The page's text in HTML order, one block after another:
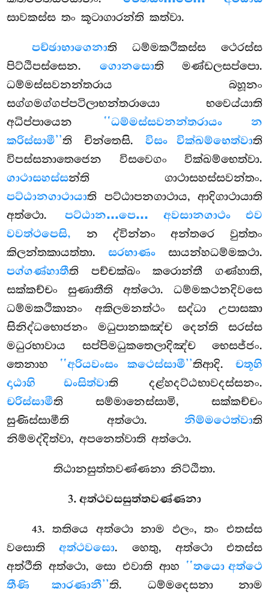
සාවකස්ස තං කූටාගාරන්ති කත්වා.
පච්ඡාභාගෙනාති ධම්මකථිකස්ස ථෙරස්ස
පිට්ඨිපස්සෙන. ගොනසොති මණ්ඩලසප්පො.
ධම්මස්සවනන්තරාය බහූනං
සග්ගමග්ගප්පටිලාභන්තරායො භවෙය්යාති
අධිප්පායෙන ‘‘ධම්මස්සවනන්තරායං න
කරිස්සාමී’’ති චින්තෙසි. විසං වික්ඛම්භෙත්වාති
විපස්සනාතෙජෙන විසවෙගං වික්ඛම්භෙත්වා.
ගාථාසහස්සන්ති ගාථාසහස්සවන්තං.
පට්ඨානගාථායාති පට්ඨාපනගාථාය, ආදිගාථායාති
අත්ථො.පට්ඨාන…පෙ… අවසානගාථං එව
වවත්ථපෙසි, න ද්වින්නං අන්තරෙ වුත්තං
කිලන්තකායත්තා. සරභාණං සායන්හධම්මකථා.
පග්ගණ්හාතීති පච්චක්ඛං කරොන්තී ගණ්හාති,
සක්කච්චං සුණාතීති අත්ථො. ධම්මකථනදිවසෙ
ධම්මකථිකානං අකිලමනත්ථං සද්ධා උපාසකා
සිනිද්ධභොජනං මධුපානකඤ්ච දෙන්ති සරස්ස
මධුරභාවාය සප්පිමධුකතෙලාදිඤ්ච භෙසජ්ජං.
තෙනාහ ‘‘අරියවංසං කථෙස්සාමී’’තිආදි. චතූහි
දාඨාහි ඩංසිත්වාති දළ්හදට්ඨභාවදස්සනං.
චරිස්සාමීති සම්මානෙස්සාමි, සක්කච්චං
සුණිස්සාමීති අත්ථො. නිම්මථෙත්වාති
නිම්මද්දිත්වා, අපනෙත්වාති අත්ථො.
තිඨානසුත්තවණ්ණනා නිට්ඨිතා.
3. අත්ථවසසුත්තවණ්ණනා
43. තතියෙ අත්ථො නාම ඵලං, තං එතස්ස
වසොතිඅත්ථවසො. හෙතු, අත්ථො එතස්ස
අත්ථීති අත්ථො, සො එවාති ආහ ‘‘තයො අත්ථෙ
තීණි කාරණානී’’ති. ධම්මදෙසනා නාම